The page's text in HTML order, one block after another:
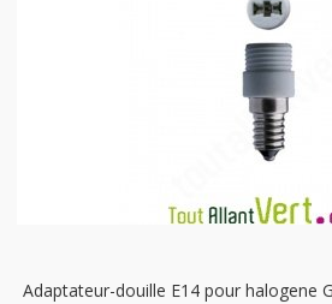
Adaptateur-douille E14 pour halogene